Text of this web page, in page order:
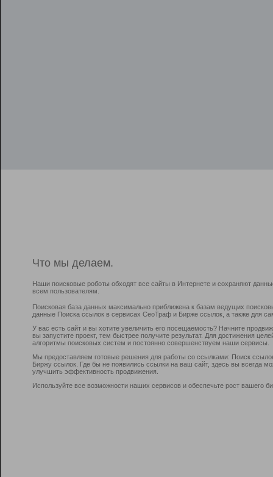
Что мы делаем.
Наши поисковые роботы обходят все сайты в Интернете и сохраняют
всем пользователям.
Поисковая база данных максимально приближена к базам ведущих
данные Поиска ссылок в сервисах СеоТраф и Бирже ссылок, а также для
У вас есть сайт и вы хотите увеличить его посещаемость? Начните
вы запустите проект, тем быстрее получите результат. Для достижения
алгоритмы поисковых систем и постоянно совершенствуем наши сервисы.
Мы предоставляем готовые решения для работы со ссылками: Поиск
Биржу ссылок. Где бы не появились ссылки на ваш сайт, здесь вы всегда
улучшить эффективность продвижения.
Используйте все возможности наших сервисов и обеспечьте рост вашего